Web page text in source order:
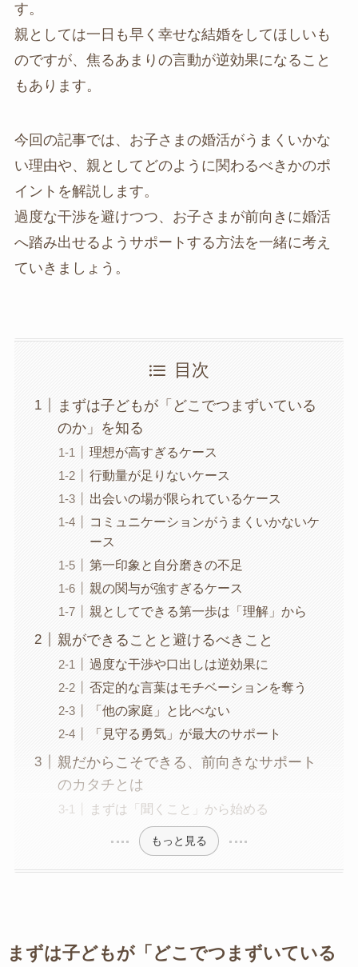
す。
親としては一日も早く幸せな結婚をしてほしいも
のですが、焦るあまりの言動が逆効果になること
もあります。
今回の記事では、お子さまの婚活がうまくいかな
い理由や、親としてどのように関わるべきかのポ
イントを解説します。
過度な干渉を避けつつ、お子さまが前向きに婚活
へ踏み出せるようサポートする方法を一緒に考え
ていきましょう。
目次
まずは子どもが「どこでつまずいている
のか」を知る
理想が高すぎるケース
行動量が足りないケース
出会いの場が限られているケース
コミュニケーションがうまくいかないケ
ース
第一印象と自分磨きの不足
親の関与が強すぎるケース
親としてできる第一歩は「理解」から
親ができることと避けるべきこと
過度な干渉や口出しは逆効果に
否定的な言葉はモチベーションを奪う
「他の家庭」と比べない
「見守る勇気」が最大のサポート
親だからこそできる、前向きなサポート
のカタチとは
まずは「聞くこと」から始める
もっと見る
まずは子どもが「どこでつまずいている